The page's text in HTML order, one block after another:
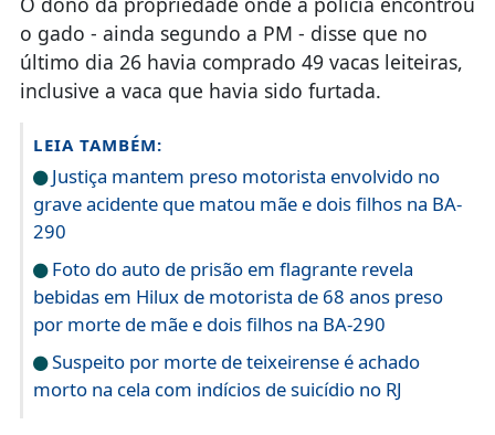
o gado - ainda segundo a PM - disse que no
último dia 26 havia comprado 49 vacas leiteiras,
inclusive a vaca que havia sido furtada.
LEIA TAMBÉM:
Justiça mantem preso motorista envolvido no
grave acidente que matou mãe e dois filhos na BA-
290
Foto do auto de prisão em flagrante revela
bebidas em Hilux de motorista de 68 anos preso
por morte de mãe e dois filhos na BA-290
Suspeito por morte de teixeirense é achado
morto na cela com indícios de suicídio no RJ